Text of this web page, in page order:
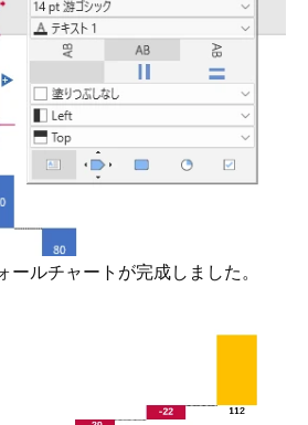
ールチャートが完成しました。